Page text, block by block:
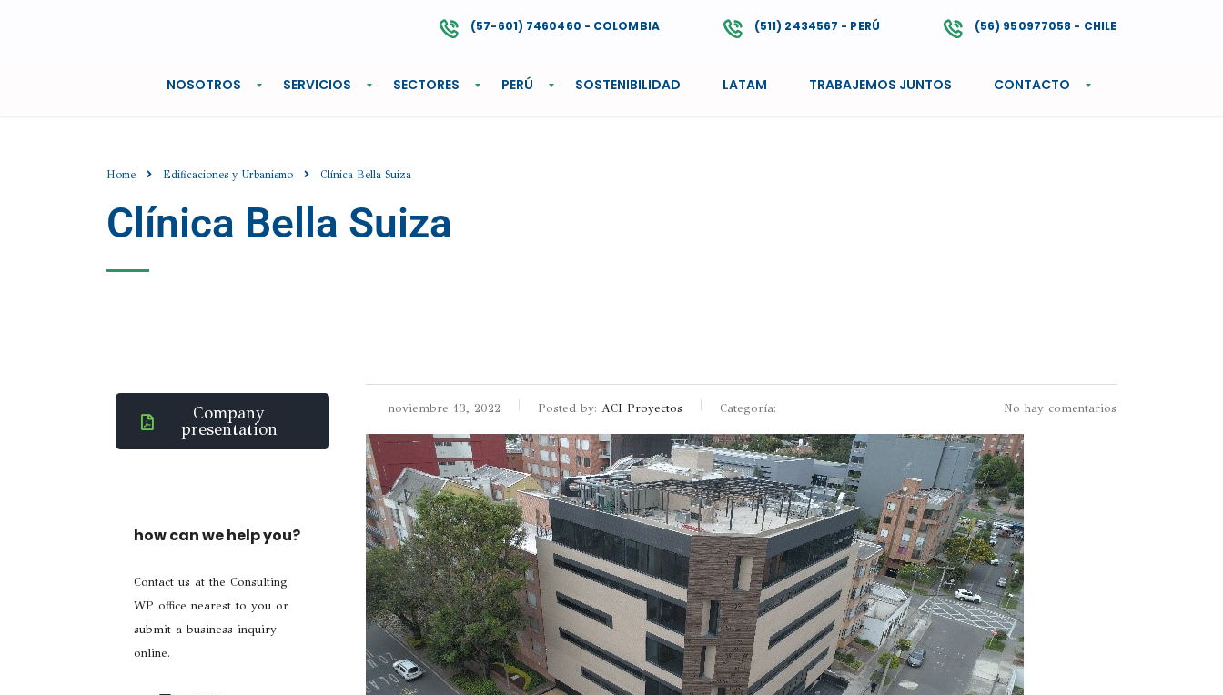
(57-601) 7460460 - COLOMBIA (511) 2434567 - PERÚ (56) 950977058 - CHILE
NOSOTROS SERVICIOS SECTORES PERÚ SOSTENIBILIDAD LATAM TRABAJEMOS JUNTOS CONTACTO
Home Edificaciones y Urbanismo Clínica Bella Suiza
Clínica Bella Suiza
noviembre 13, 2022 Posted by: ACI Proyectos Categoría: No hay comentarios
Company
presentation
how can we help you?
Contact us at the Consulting
WP office nearest to you or
submit a business inquiry
online.